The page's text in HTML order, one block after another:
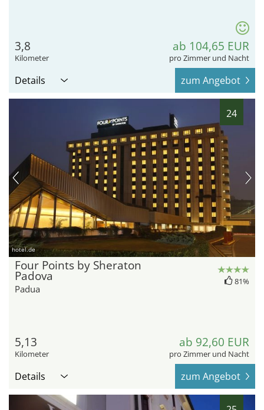
3,8
Kilometer
ab 104,65 EUR
pro Zimmer und Nacht
Details zum Angebot
24
hotel.de
Four Points by Sheraton
Padova
Padua
81%
5,13
Kilometer
ab 92,60 EUR
pro Zimmer und Nacht
Details zum Angebot